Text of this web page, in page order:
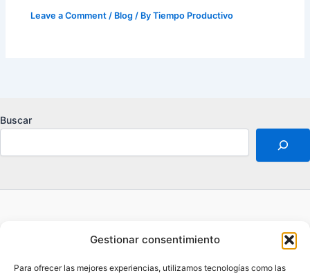
Gestionar consentimiento
Para ofrecer las mejores experiencias, utilizamos tecnologías como las
Leave a Comment / Blog / ByTiempo Productivo
Buscar
Aviso legal
Contacto